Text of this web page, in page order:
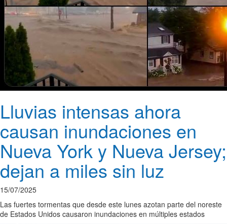
Lluvias intensas ahora
causan inundaciones en
Nueva York y Nueva Jersey;
dejan a miles sin luz
15/07/2025
Las fuertes tormentas que desde este lunes azotan parte del noreste
de Estados Unidos causaron inundaciones en múltiples estados